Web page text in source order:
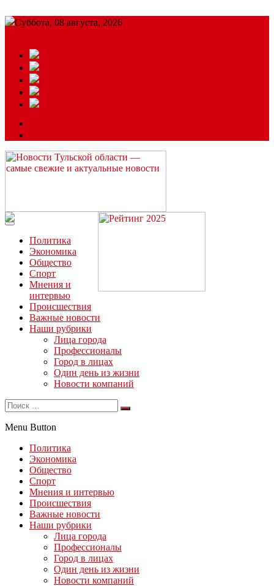
Суббота, 08 августа, 2026
Читайте последние новости дня в Тульской области на сайте
“ЗаНовомосковск”
Политика
Экономика
Общество
Спорт
Мнения и
интервью
Происшествия
Важные новости
Наши рубрики
Лица города
Профессионалы
Город в лицах
Один день из жизни
Новости компаний
Menu Button
Политика
Экономика
Общество
Спорт
Мнения и интервью
Происшествия
Важные новости
Наши рубрики
Лица города
Профессионалы
Город в лицах
Один день из жизни
Новости компаний